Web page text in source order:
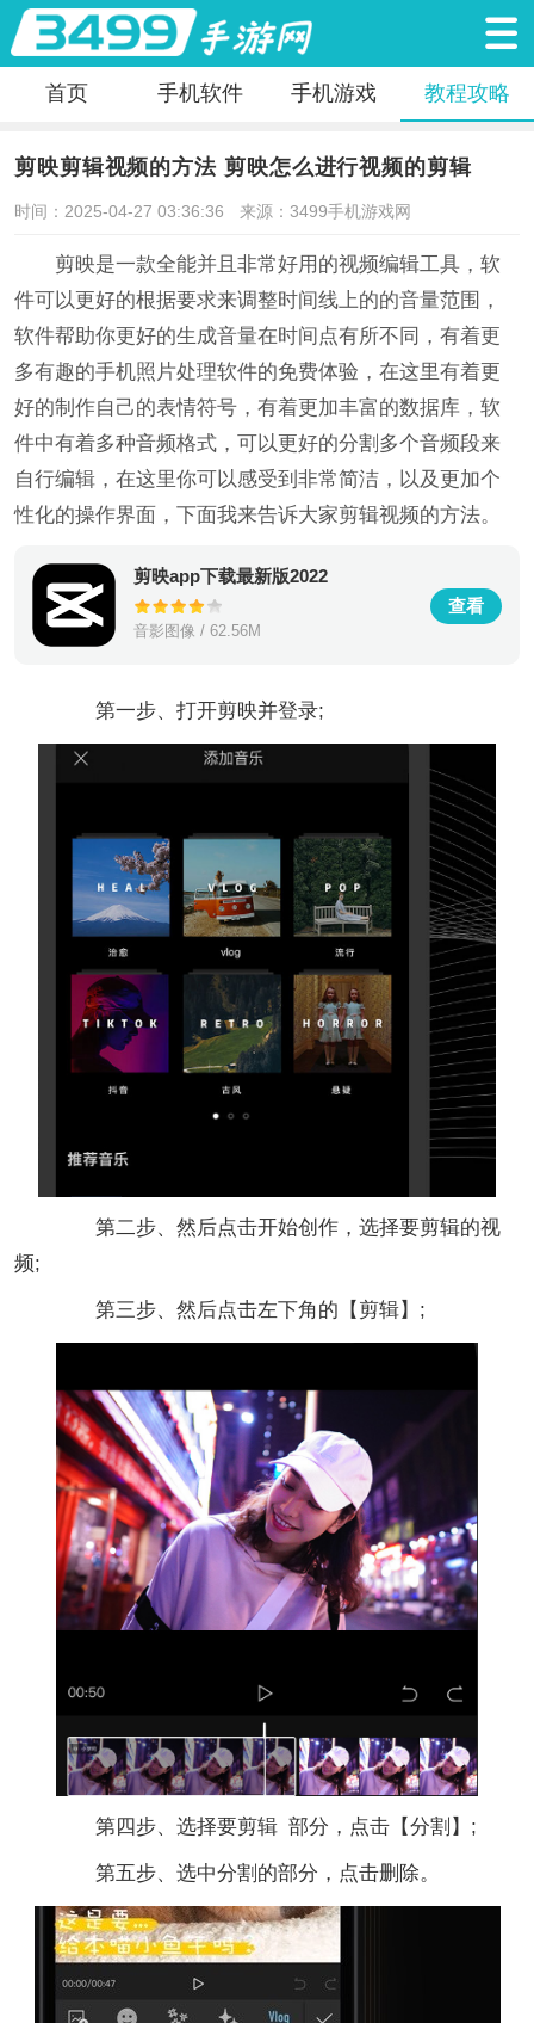
首页 手机软件 手机游戏 教程攻略
剪映剪辑视频的方法 剪映怎么进行视频的剪辑
时间：2025-04-27 03:36:36 来源：3499手机游戏网
剪映是一款全能并且非常好用的视频编辑工具，软
件可以更好的根据要求来调整时间线上的的音量范围，
软件帮助你更好的生成音量在时间点有所不同，有着更
多有趣的手机照片处理软件的免费体验，在这里有着更
好的制作自己的表情符号，有着更加丰富的数据库，软
件中有着多种音频格式，可以更好的分割多个音频段来
自行编辑，在这里你可以感受到非常简洁，以及更加个
性化的操作界面，下面我来告诉大家剪辑视频的方法。
剪映app下载最新版2022
音影图像 / 62.56M
查看
第一步、打开剪映并登录;
第二步、然后点击开始创作，选择要剪辑的视
频;
第三步、然后点击左下角的【剪辑】;
第四步、选择要剪辑 部分，点击【分割】;
第五步、选中分割的部分，点击删除。